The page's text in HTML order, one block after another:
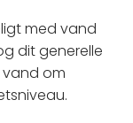
med vand
dit generelle
vand om